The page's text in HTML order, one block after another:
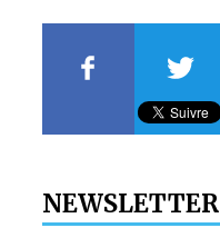
NEWSLETTER